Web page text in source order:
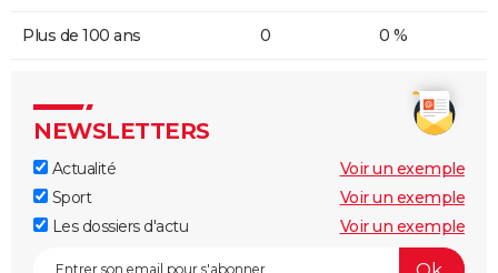
Plus de 100 ans 0 0 %
NEWSLETTERS
Actualité
Voir un exemple
Sport
Voir un exemple
Les dossiers d'actu
Voir un exemple